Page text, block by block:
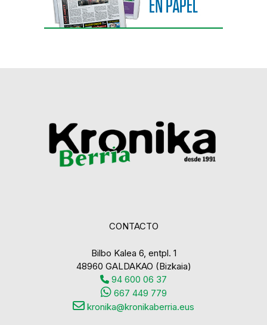
CONTACTO
Bilbo Kalea 6, entpl. 1
48960 GALDAKAO (Bizkaia)
94 600 06 37
667 449 779
kronika@kronikaberria.eus